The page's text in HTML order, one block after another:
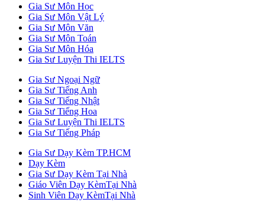
Gia Sư Môn Học
Gia Sư Môn Vật Lý
Gia Sư Môn Văn
Gia Sư Môn Toán
Gia Sư Môn Hóa
Gia Sư Luyện Thi IELTS
Gia Sư Ngoại Ngữ
Gia Sư Tiếng Anh
Gia Sư Tiếng Nhật
Gia Sư Tiếng Hoa
Gia Sư Luyện Thi IELTS
Gia Sư Tiếng Pháp
Gia Sư Dạy Kèm TP.HCM
Dạy Kèm
Gia Sư Dạy Kèm Tại Nhà
Giáo Viên Dạy KèmTại Nhà
Sinh Viên Dạy KèmTại Nhà